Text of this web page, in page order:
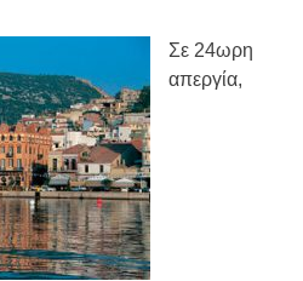
Κατάργηση βιβλιαρίων Υγείας
Ημερήσιο Δελτίο Τιμών
Συναλλάγματος &
Τραπεζογραμματίων 7-3-2019
Ημερήσιο Δελτίο Τιμών
Συναλλάγματος &
Τραπεζογραμματίων 4-3-2019
Κάθοδος αγροτών
Δικαιοσύνη
Σε 24ωρη
απεργία,